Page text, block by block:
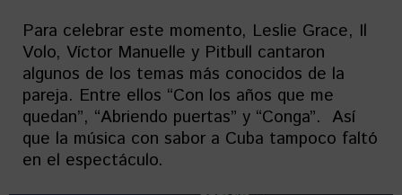
Para celebrar este momento, Leslie Grace, Il
Volo, Víctor Manuelle y Pitbull cantaron
algunos de los temas más conocidos de la
pareja. Entre ellos “Con los años que me
quedan”, “Abriendo puertas” y “Conga”. Así
que la música con sabor a Cuba tampoco faltó
en el espectáculo.